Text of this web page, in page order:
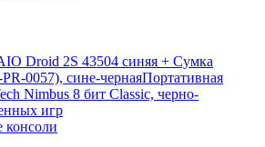
Droid 2S 43504 синяя + Сумка
0057), сине-чернаяПортативная
Nimbus 8 бит Classic, черно-
игр
консоли